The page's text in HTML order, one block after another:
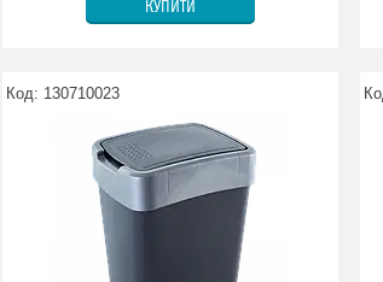
КУПИТИ
130710023